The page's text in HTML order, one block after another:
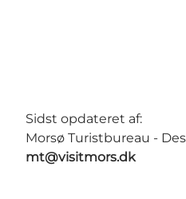
Sidst opdateret af:
Morsø Turistbureau -
mt@visitmors.dk